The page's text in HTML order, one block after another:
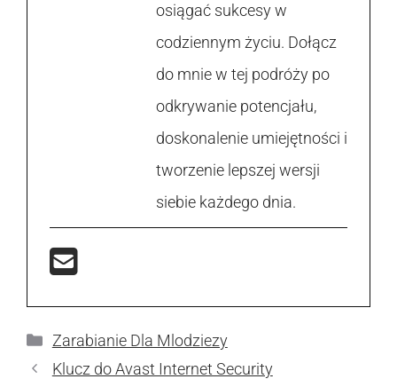
osiągać sukcesy w
codziennym życiu. Dołącz
do mnie w tej podróży po
odkrywanie potencjału,
doskonalenie umiejętności i
tworzenie lepszej wersji
siebie każdego dnia.
Kategorie
Zarabianie Dla Mlodziezy
Klucz do Avast Internet Security